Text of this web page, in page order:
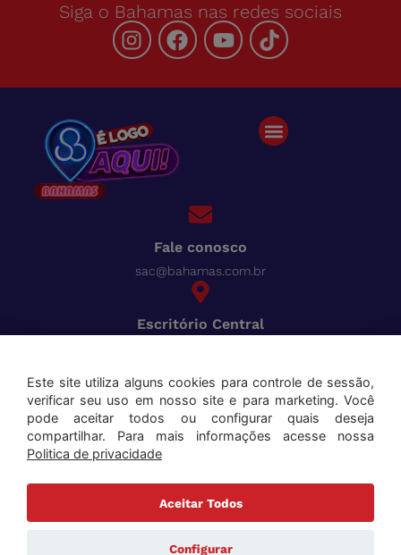
Siga o Bahamas nas redes sociais
Fale conosco
sac@bahamas.com.br
Escritório Central
Cred
Aceitamos os seguintes cartões:
Este site utiliza alguns cookies para controle de sessão,
verificar seu uso em nosso site e para marketing. Você
pode aceitar todos ou configurar quais deseja
compartilhar. Para mais informações acesse nossa
Politica de privacidade
Aceitar Todos
Configurar